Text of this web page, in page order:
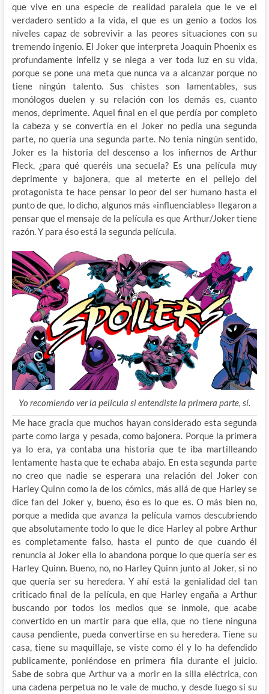
que vive en una especie de realidad paralela que le ve el
verdadero sentido a la vida, el que es un genio a todos los
niveles capaz de sobrevivir a las peores situaciones con su
tremendo ingenio. El Joker que interpreta Joaquin Phoenix es
profundamente infeliz y se niega a ver toda luz en su vida,
porque se pone una meta que nunca va a alcanzar porque no
tiene ningún talento. Sus chistes son lamentables, sus
monólogos duelen y su relación con los demás es, cuanto
menos, deprimente. Aquel final en el que perdía por completo
la cabeza y se convertía en el Joker no pedía una segunda
parte, no quería una segunda parte. No tenía ningún sentido,
Joker es la historia del descenso a los infiernos de Arthur
Fleck, ¿para qué queréis una secuela? Es una película muy
deprimente y bajonera, que al meterte en el pellejo del
protagonista te hace pensar lo peor del ser humano hasta el
punto de que, lo dicho, algunos más «influenciables» llegaron a
pensar que el mensaje de la película es que Arthur/Joker tiene
razón. Y para éso está la segunda película.
Yo recomiendo ver la película si entendiste la primera parte, sí.
Me hace gracia que muchos hayan considerado esta segunda
parte como larga y pesada, como bajonera. Porque la primera
ya lo era, ya contaba una historia que te iba martilleando
lentamente hasta que te echaba abajo. En esta segunda parte
no creo que nadie se esperara una relación del Joker con
Harley Quinn como la de los cómics, más allá de que Harley se
dice fan del Joker y, bueno, éso es lo que es. O más bien no,
porque a medida que avanza la película vamos descubriendo
que absolutamente todo lo que le dice Harley al pobre Arthur
es completamente falso, hasta el punto de que cuando él
renuncia al Joker ella lo abandona porque lo que quería ser es
Harley Quinn. Bueno, no, no Harley Quinn junto al Joker, si no
que quería ser su heredera. Y ahí está la genialidad del tan
criticado final de la película, en que Harley engaña a Arthur
buscando por todos los medios que se inmole, que acabe
convertido en un martir para que ella, que no tiene ninguna
causa pendiente, pueda convertirse en su heredera. Tiene su
casa, tiene su maquillaje, se viste como él y lo ha defendido
publicamente, poniéndose en primera fila durante el juicio.
Sabe de sobra que Arthur va a morir en la silla eléctrica, con
una cadena perpetua no le vale de mucho, y desde luego si su